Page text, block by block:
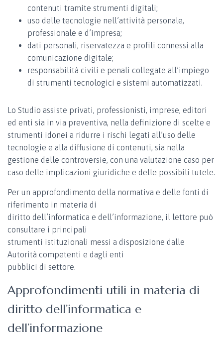
contenuti tramite strumenti digitali;
uso delle tecnologie nell’attività personale,
professionale e d’impresa;
dati personali, riservatezza e profili connessi alla
comunicazione digitale;
responsabilità civili e penali collegate all’impiego
di strumenti tecnologici e sistemi automatizzati.
Lo Studio assiste privati, professionisti, imprese, editori
ed enti sia in via preventiva, nella definizione di scelte e
strumenti idonei a ridurre i rischi legati all’uso delle
tecnologie e alla diffusione di contenuti, sia nella
gestione delle controversie, con una valutazione caso per
caso delle implicazioni giuridiche e delle possibili tutele.
Per un approfondimento della normativa e delle fonti di
riferimento in materia di
diritto dell’informatica e dell’informazione, il lettore può
consultare i principali
strumenti istituzionali messi a disposizione dalle
Autorità competenti e dagli enti
pubblici di settore.
Approfondimenti utili in materia di
diritto dell’informatica e
dell’informazione